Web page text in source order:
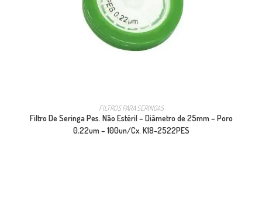
FILTROS PARA SERINGAS
Filtro De Seringa Pes. Não Estéril – Diâmetro de 25mm – Poro
0,22um – 100un/Cx. K18-2522PES